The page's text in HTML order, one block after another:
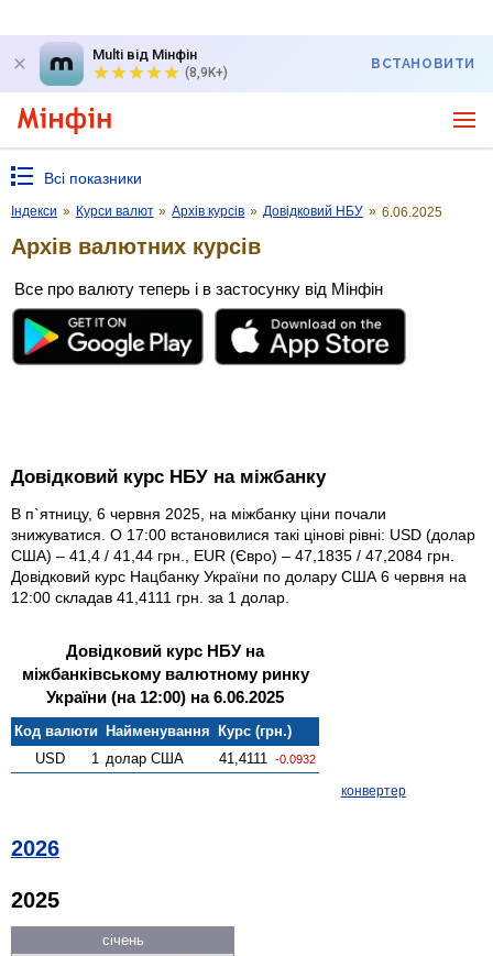
Multi від Мінфін
(8,9K+)
ВСТАНОВИТИ
Всі показники
Індекси » Курси валют » Архів курсів » Довідковий НБУ » 6.06.2025
Архів валютних курсів
Все про валюту теперь і в застосунку від Мінфін
Довідковий курс НБУ на міжбанку
В п`ятницу, 6 червня 2025, на міжбанку ціни почали
знижуватися. О 17:00 встановилися такі цінові рівні: USD (долар
США) – 41,4 / 41,44 грн., EUR (Євро) – 47,1835 / 47,2084 грн.
Довідковий курс Нацбанку України по долару США 6 червня на
12:00 складав 41,4111 грн. за 1 долар.
Довідковий курс НБУ на
міжбанківському валютному ринку
України (на 12:00) на 6.06.2025
Код валюти Найменування
Курс (грн.)
USD
1 долар США 41,4111 -0.0932
конвертер
2026
2025
січень